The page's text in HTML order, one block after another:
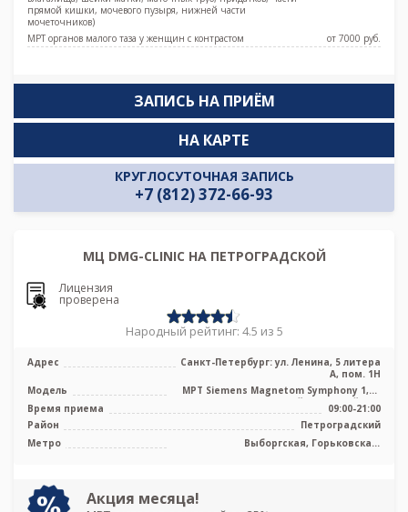
прямой кишки, мочевого пузыря, нижней части
мочеточников)
МРТ органов малого таза у женщин с контрастом
от 7000 pуб.
ЗАПИСЬ НА ПРИЁМ
КРУГЛОСУТОЧНАЯ ЗАПИСЬ
+7 (812) 372-66-93
НА КАРТЕ
МЦ DMG-CLINIC НА ПЕТРОГРАДСКОЙ
Лицензия
проверена
Народный рейтинг: 4.5 из 5
Адрес
Санкт-Петербург: ул. Ленина, 5 литера
А, пом. 1Н
Модель
МРТ Siemens Magnetom Symphony 1,5T
высокопольный закрытый тип
Время приема
09:00-21:00
Район
Петроградский
Метро
Выборгская, Горьковская,
Акция месяца!